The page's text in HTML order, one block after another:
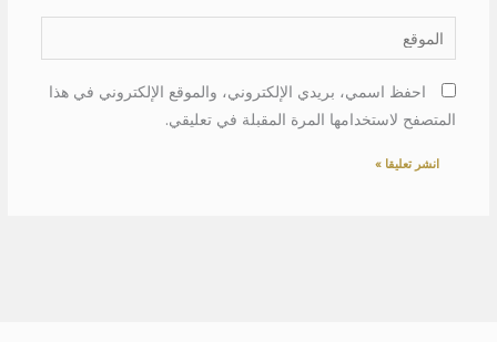
الموقع
احفظ اسمي، بريدي الإلكتروني، والموقع الإلكتروني في هذا
المتصفح لاستخدامها المرة المقبلة في تعليقي.